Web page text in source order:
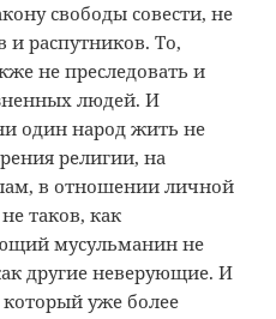
свободы совести, не
и распутников. То,
не преследовать и
людей. И
один народ жить не
религии, на
в отношении личной
таков, как
мусульманин не
другие неверующие. И
который уже более